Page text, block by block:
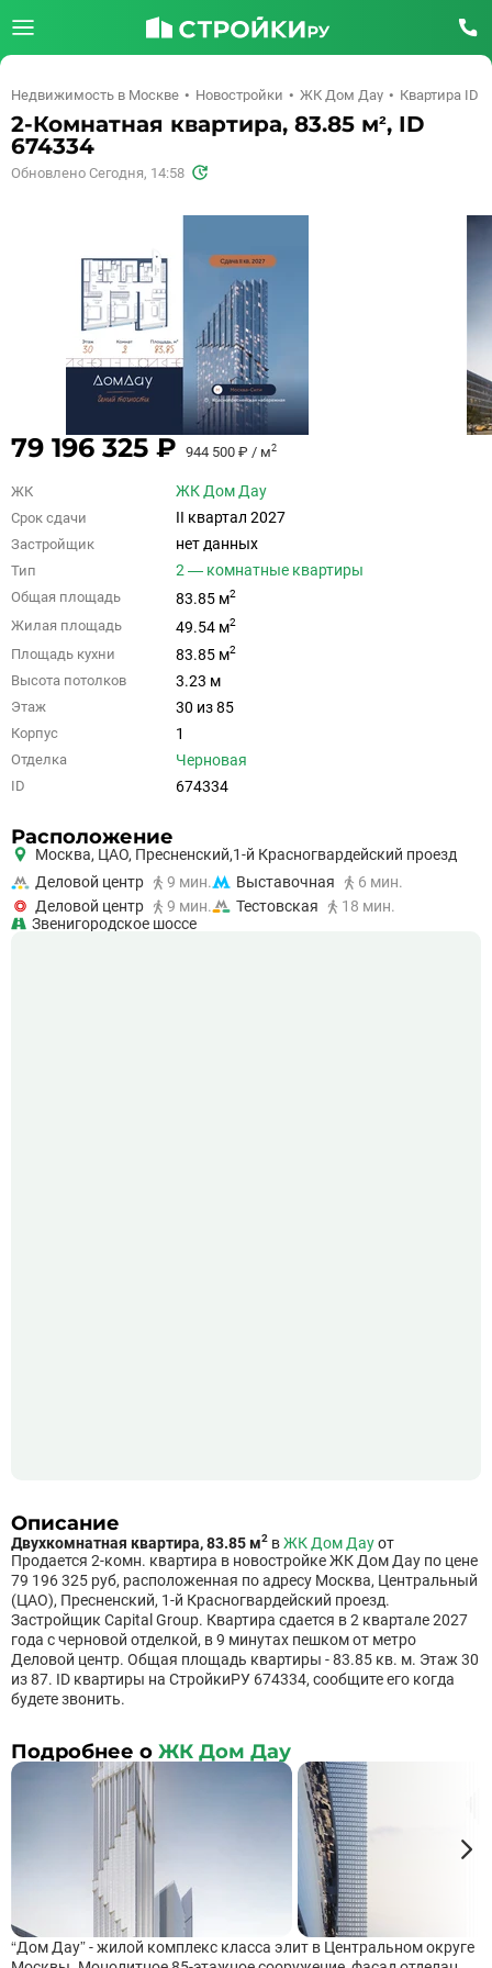
Недвижимость в Москве Новостройки ЖК Дом Дау Квартира ID
2-Комнатная квартира, 83.85 м², ID
674334
Обновлено Сегодня, 14:58
79 196 325 ₽ 944 500 ₽ / м2
ЖК ЖК Дом Дау
Срок сдачи II квартал 2027
Застройщик нет данных
Тип 2 — комнатные квартиры
Общая площадь 83.85 м2
Жилая площадь 49.54 м2
Площадь кухни 83.85 м2
Высота потолков 3.23 м
Этаж 30 из 85
Корпус 1
Отделка Черновая
ID 674334
Расположение
Москва, ЦАО, Пресненский,1-й Красногвардейский проезд
Деловой центр
9 мин. Выставочная
6 мин.
Деловой центр
9 мин. Тестовская
18 мин.
Звенигородское шоссе
Описание
Двухкомнатная квартира, 83.85 м2 вЖК Дом Дауот
Продается 2-комн. квартира в новостройке ЖК Дом Дау по цене
79 196 325 руб, расположенная по адресу Москва, Центральный
(ЦАО), Пресненский, 1-й Красногвардейский проезд.
Застройщик Capital Group. Квартира сдается в 2 квартале 2027
года с черновой отделкой, в 9 минутах пешком от метро
Деловой центр. Общая площадь квартиры - 83.85 кв. м. Этаж 30
из 87. ID квартиры на СтройкиРУ 674334, сообщите его когда
будете звонить.
Подробнее о ЖК Дом Дау
“Дом Дау” - жилой комплекс класса элит в Центральном округе